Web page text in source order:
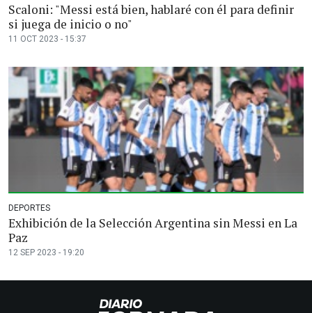
Scaloni: "Messi está bien, hablaré con él para definir
si juega de inicio o no"
11 OCT 2023 - 15:37
DEPORTES
Exhibición de la Selección Argentina sin Messi en La
Paz
12 SEP 2023 - 19:20